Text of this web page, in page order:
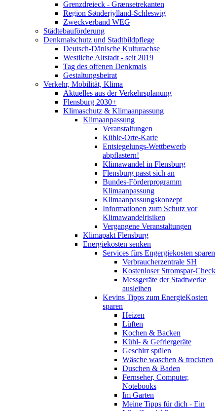
Grenzdreieck - Grænsetrekanten
Region Sønderjylland-Schleswig
Zweckverband WEG
Städtebauförderung
Denkmalschutz und Stadtbildpflege
Deutsch-Dänische Kulturachse
Westliche Altstadt - seit 2019
Tag des offenen Denkmals
Gestaltungsbeirat
Verkehr, Mobilität, Klima
Aktuelles aus der Verkehrsplanung
Flensburg 2030+
Klimaschutz & Klimaanpassung
Klimaanpassung
Veranstaltungen
Kühle-Orte-Karte
Entsiegelungs-Wettbewerb
abpflastern!
Klimawandel in Flensburg
Flensburg passt sich an
Bundes-Förderprogramm
Klimaanpassung
Klimaanpassungskonzept
Informationen zum Schutz vor
Klimawandelrisiken
Vergangene Veranstaltungen
Klimapakt Flensburg
Energiekosten senken
Services fürs Engergiekosten sparen
Verbraucherzentrale SH
Kostenloser Stromspar-Check
Messgeräte der Stadtwerke
ausleihen
Kevins Tipps zum EnergieKosten
sparen
Heizen
Lüften
Kochen & Backen
Kühl- & Gefriergeräte
Geschirr spülen
Wäsche waschen & trocknen
Duschen & Baden
Fernseher, Computer,
Notebooks
Im Garten
Meine Tipps für dich - Ein